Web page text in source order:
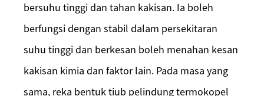
bersuhu tinggi dan tahan kakisan. Ia boleh
berfungsi dengan stabil dalam persekitaran
suhu tinggi dan berkesan boleh menahan kesan
kakisan kimia dan faktor lain. Pada masa yang
sama, reka bentuk tiub pelindung termokopel